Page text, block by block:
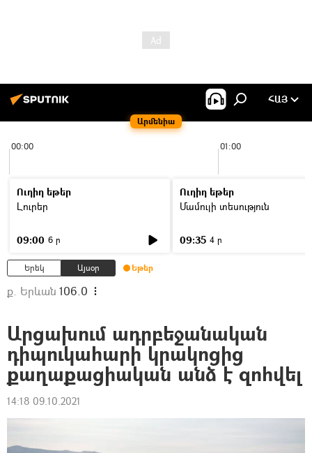
Արմենիա
ՀԱՅ
00:00 01:00
Ուղիղ եթեր
Լուրեր
09:00 6 ր
Ուղիղ եթեր
Մամուլի տեսություն
09:35 4 ր
Երեկ Այսօր Եթեր
ք. Երևան 106.0
Արցախում ադրբեջանական
դիպուկահարի կրակոցից
քաղաքացիական անձ է զոհվել
14:18 09.10.2021